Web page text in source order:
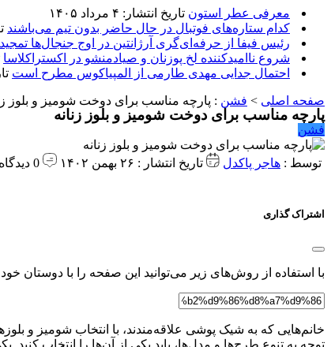
معرفی عطر استون تاریخ انتشار: ۴ مرداد ۱۴۰۵
کدام ستاره‌های فوتبال در حال حاضر بدون تیم می‌باشند
رئیس فیفا از حرفه‌ای‌گری آرژانتین در اوج جنجال‌ها
شروع ناامیدکننده لخ پوزنان و صیادمنشو در اکستراکلاسا
احتمال جدایی مهدی طارمی از المپیاکوس مطرح است
صفحه اصلی > فشن : پارچه مناسب برای دوخت شومیز و بلوز
پارچه مناسب برای دوخت شومیز و بلوز زنانه
فشن
توسط : هاجر پاکدل تاریخ انتشار : ۲۶ بهمن ۱۴۰۲
اشتراک گذاری
با استفاده از روش‌های زیر می‌توانید این صفحه را با دوستان خود
خانم‌هایی که به شیک پوشی علاقه‌مندند، با انتخاب شومیز و
توجه به تنوع طرح‌ها و مدل‌ها، باید یکی از آن‌ها را انتخاب